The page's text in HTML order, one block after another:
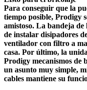
Para conseguir que la
tiempo posible, Prodigy
amistoso. La bandeja de
de instalar disipadores
ventilador con filtro a
casa. Por último, la
Prodigy mecanismos de
un asunto muy simple,
cables mantiene su